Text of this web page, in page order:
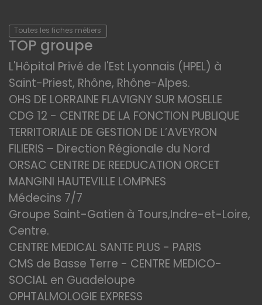
Toutes les fiches métiers
TOP groupe
L'Hôpital Privé de l'Est Lyonnais (HPEL) à
Saint-Priest, Rhône, Rhône-Alpes.
OHS DE LORRAINE FLAVIGNY SUR MOSELLE
CDG 12 - CENTRE DE LA FONCTION PUBLIQUE
TERRITORIALE DE GESTION DE L’AVEYRON
FILIERIS – Direction Régionale du Nord
ORSAC CENTRE DE REEDUCATION ORCET
MANGINI HAUTEVILLE LOMPNES
Médecins 7/7
Groupe Saint-Gatien à Tours,Indre-et-Loire,
Centre.
CENTRE MEDICAL SANTE PLUS - PARIS
CMS de Basse Terre - CENTRE MEDICO-
SOCIAL en Guadeloupe
OPHTALMOLOGIE EXPRESS